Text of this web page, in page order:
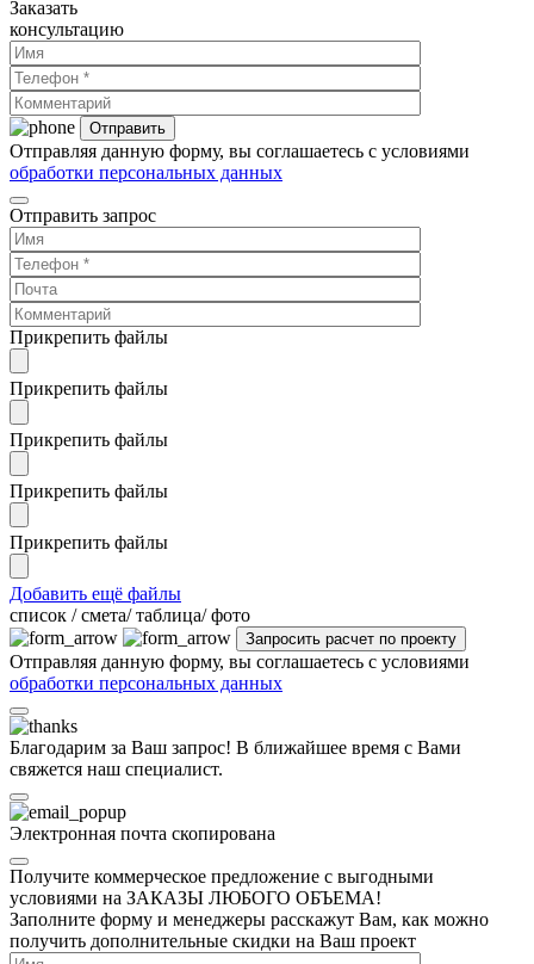
Заказать
консультацию
Отправляя данную форму, вы соглашаетесь с условиями
обработки персональных данных
Отправить запрос
Прикрепить файлы
Прикрепить файлы
Прикрепить файлы
Прикрепить файлы
Прикрепить файлы
Добавить ещё файлы
cписок / смета/ таблица/ фото
Отправляя данную форму, вы соглашаетесь с условиями
обработки персональных данных
Благодарим за Ваш запрос! В ближайшее время с Вами
свяжется наш специалист.
Электронная почта скопирована
Получите коммерческое предложение с выгодными
условиями на ЗАКАЗЫ ЛЮБОГО ОБЪЕМА!
Заполните форму и менеджеры расскажут Вам, как можно
получить дополнительные скидки на Ваш проект